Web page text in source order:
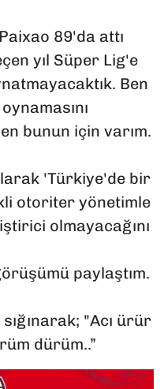
89'da attı
yıl Süper Lig'e
Ben
bunun için varım.
'Türkiye'de bir
otoriter yönetimle
olmayacağını
paylaştım.
"Acı ürür
dürüm..”